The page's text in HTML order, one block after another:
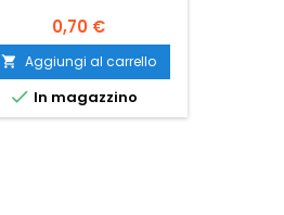
0,70 €
 Aggiungi al carrello
 In magazzino